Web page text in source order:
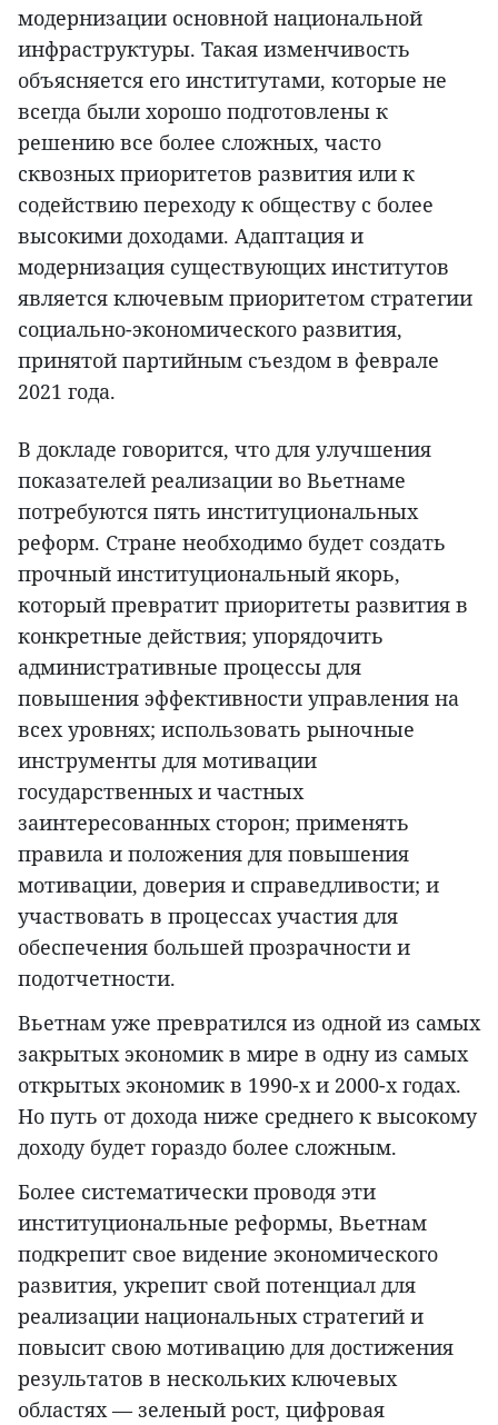
модернизации основной национальной
инфраструктуры. Такая изменчивость
объясняется его институтами, которые не
всегда были хорошо подготовлены к
решению все более сложных, часто
сквозных приоритетов развития или к
содействию переходу к обществу с более
высокими доходами. Адаптация и
модернизация существующих институтов
является ключевым приоритетом стратегии
социально-экономического развития,
принятой партийным съездом в феврале
2021 года.
В докладе говорится, что для улучшения
показателей реализации во Вьетнаме
потребуются пять институциональных
реформ. Стране необходимо будет создать
прочный институциональный якорь,
который превратит приоритеты развития в
конкретные действия; упорядочить
административные процессы для
повышения эффективности управления на
всех уровнях; использовать рыночные
инструменты для мотивации
государственных и частных
заинтересованных сторон; применять
правила и положения для повышения
мотивации, доверия и справедливости; и
участвовать в процессах участия для
обеспечения большей прозрачности и
подотчетности.
Вьетнам уже превратился из одной из самых
закрытых экономик в мире в одну из самых
открытых экономик в 1990-х и 2000-х годах.
Но путь от дохода ниже среднего к высокому
доходу будет гораздо более сложным.
Более систематически проводя эти
институциональные реформы, Вьетнам
подкрепит свое видение экономического
развития, укрепит свой потенциал для
реализации национальных стратегий и
повысит свою мотивацию для достижения
результатов в нескольких ключевых
областях — зеленый рост, цифровая